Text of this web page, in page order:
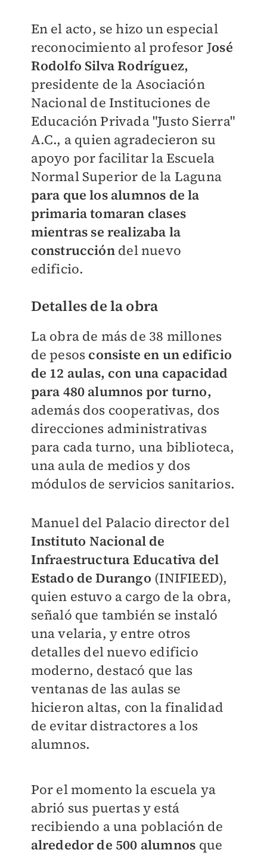
En el acto, se hizo un especial
reconocimiento al profesor José
Rodolfo Silva Rodríguez,
presidente de la Asociación
Nacional de Instituciones de
Educación Privada "Justo Sierra"
A.C., a quien agradecieron su
apoyo por facilitar la Escuela
Normal Superior de la Laguna
para que los alumnos de la
primaria tomaran clases
mientras se realizaba la
construccióndel nuevo
edificio.
Detalles de la obra
La obra de más de 38 millones
de pesos consiste en un edificio
de 12 aulas, con una capacidad
para 480 alumnos por turno,
además dos cooperativas, dos
direcciones administrativas
para cada turno, una biblioteca,
una aula de medios y dos
módulos de servicios sanitarios.
Manuel del Palacio director del
Instituto Nacional de
Infraestructura Educativa del
Estado de Durango (INIFIEED),
quien estuvo a cargo de la obra,
señaló que también se instaló
una velaria, y entre otros
detalles del nuevo edificio
moderno, destacó que las
ventanas de las aulas se
hicieron altas, con la finalidad
de evitar distractores a los
alumnos.
Por el momento la escuela ya
abrió sus puertas y está
recibiendo a una población de
alrededor de 500 alumnos que